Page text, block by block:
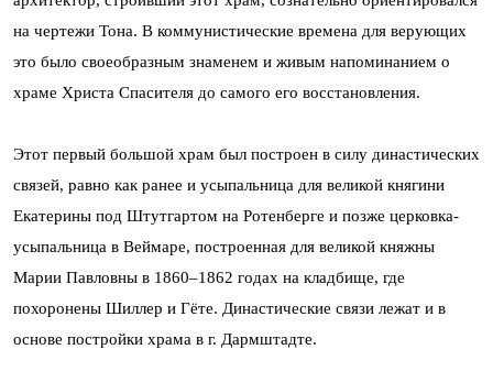
на чертежи Тона. В коммунистические времена для верующих
это было своеобразным знаменем и живым напоминанием о
храме Христа Спасителя до самого его восстановления.
Этот первый большой храм был построен в силу династических
связей, равно как ранее и усыпальница для великой княгини
Екатерины под Штутгартом на Ротенберге и позже церковка-
усыпальница в Веймаре, построенная для великой княжны
Марии Павловны в 1860–1862 годах на кладбище, где
похоронены Шиллер и Гёте. Династические связи лежат и в
основе постройки храма в г. Дармштадте.